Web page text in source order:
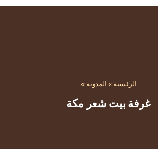
الرئيسية»المدونة»
غرفة بيت شعر مكة